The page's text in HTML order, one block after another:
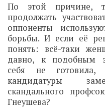
По этой причине,
продолжать
оппоненты
борьбы. И если её
понять: всё-таки
давно, к подобным
себя не
кандидатуры
скандального
Гнеушева?